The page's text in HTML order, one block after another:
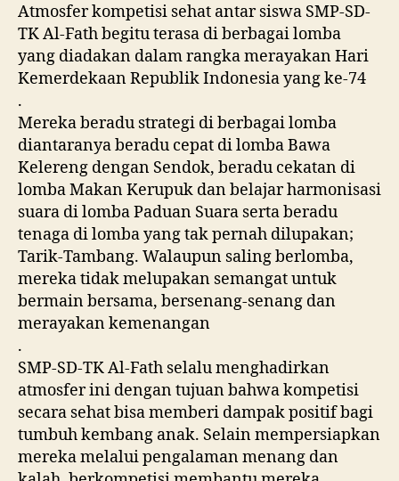
Atmosfer kompetisi sehat antar siswa SMP-SD-
TK Al-Fath begitu terasa di berbagai lomba
yang diadakan dalam rangka merayakan Hari
Kemerdekaan Republik Indonesia yang ke-74
.
Mereka beradu strategi di berbagai lomba
diantaranya beradu cepat di lomba Bawa
Kelereng dengan Sendok, beradu cekatan di
lomba Makan Kerupuk dan belajar harmonisasi
suara di lomba Paduan Suara serta beradu
tenaga di lomba yang tak pernah dilupakan;
Tarik-Tambang. Walaupun saling berlomba,
mereka tidak melupakan semangat untuk
bermain bersama, bersenang-senang dan
merayakan kemenangan
.
SMP-SD-TK Al-Fath selalu menghadirkan
atmosfer ini dengan tujuan bahwa kompetisi
secara sehat bisa memberi dampak positif bagi
tumbuh kembang anak. Selain mempersiapkan
mereka melalui pengalaman menang dan